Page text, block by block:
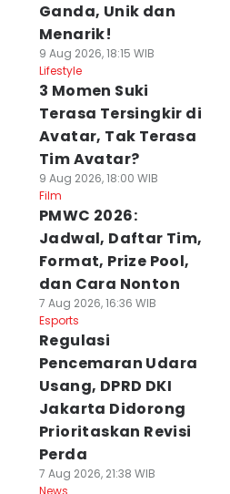
Ganda, Unik dan
Menarik!
9 Aug 2026, 18:15 WIB
Lifestyle
3 Momen Suki
Terasa Tersingkir di
Avatar, Tak Terasa
Tim Avatar?
9 Aug 2026, 18:00 WIB
Film
PMWC 2026:
Jadwal, Daftar Tim,
Format, Prize Pool,
dan Cara Nonton
7 Aug 2026, 16:36 WIB
Esports
Regulasi
Pencemaran Udara
Usang, DPRD DKI
Jakarta Didorong
Prioritaskan Revisi
Perda
7 Aug 2026, 21:38 WIB
News